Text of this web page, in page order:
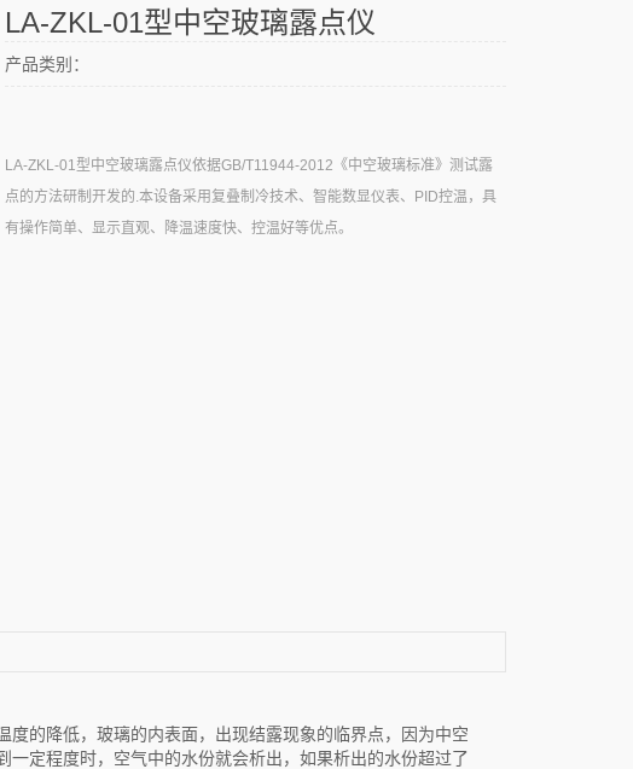
LA-ZKL-01型中空玻璃露点仪
产品类别：
LA-ZKL-01型中空玻璃露点仪依据GB/T11944-2012《中空玻璃标准》测试露
点的方法研制开发的.本设备采用复叠制冷技术、智能数显仪表、PID控温，具
有操作简单、显示直观、降温速度快、控温好等优点。
的降低，玻璃的内表面，出现结露现象的临界点，因为中空
定程度时，空气中的水份就会析出，如果析出的水份超过了